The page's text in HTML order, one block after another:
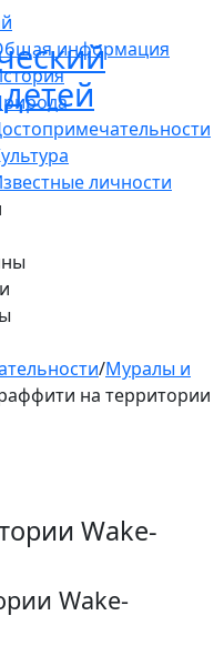
информация
личности
/Муралы и
на территории
Wake-
Wake-